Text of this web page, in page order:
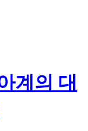
계의 대